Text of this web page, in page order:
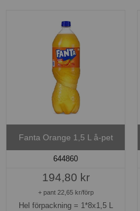
Fanta Orange 1,5 L å-pet
644860
194,80 kr
+ pant 22,65 kr/förp
Hel förpackning = 1*8x1,5 L